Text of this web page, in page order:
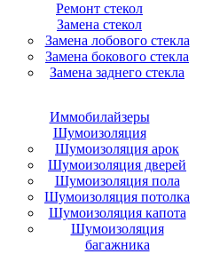
Ремонт стекол
Замена стекол
Замена лобового стекла
Замена бокового стекла
Замена заднего стекла
Иммобилайзеры
Шумоизоляция
Шумоизоляция арок
Шумоизоляция дверей
Шумоизоляция пола
Шумоизоляция потолка
Шумоизоляция капота
Шумоизоляция
багажника